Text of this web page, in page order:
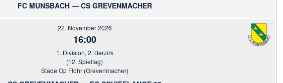
FC MUNSBACH — CS GREVENMACHER
22. November 2026
16:00
1. Division, 2. Berzirk
(12. Spieltag)
Stade Op Flohr (Grevenmacher)